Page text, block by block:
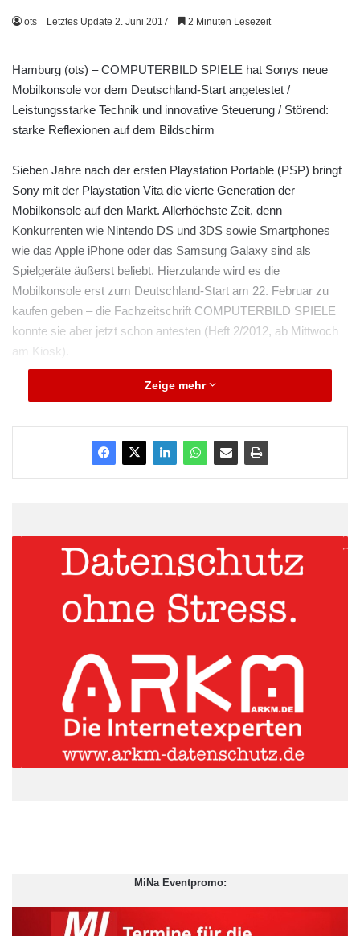
ots Letztes Update 2. Juni 2017 2 Minuten Lesezeit
Hamburg (ots) – COMPUTERBILD SPIELE hat Sonys neue
Mobilkonsole vor dem Deutschland-Start angetestet /
Leistungsstarke Technik und innovative Steuerung / Störend:
starke Reflexionen auf dem Bildschirm
Sieben Jahre nach der ersten Playstation Portable (PSP) bringt
Sony mit der Playstation Vita die vierte Generation der
Mobilkonsole auf den Markt. Allerhöchste Zeit, denn
Konkurrenten wie Nintendo DS und 3DS sowie Smartphones
wie das Apple iPhone oder das Samsung Galaxy sind als
Spielgeräte äußerst beliebt. Hierzulande wird es die
Mobilkonsole erst zum Deutschland-Start am 22. Februar zu
kaufen geben – die Fachzeitschrift COMPUTERBILD SPIELE
konnte sie aber jetzt schon antesten (Heft 2/2012, ab Mittwoch
am Kiosk).
In der Vita steckt leistungsstarke Technik – vom Display über
„ARM Cortex-A9“ kommt im Doppelpack auch im iPhone 4S
und Samsung Galaxy S2 zum Einsatz. Auch der Grafikchip
besonders bei starker Sonneneinstrahlung wichtig ist. Die
Bildqualität reicht fast ans Niveau der Playstation 3 heran.
Störend sind jedoch die starken Reflexionen auf dem
Bildschirm.
Zeige mehr
MiNa Eventpromo: